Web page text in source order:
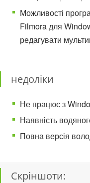
Можливості
Filmora для
редагувати
недоліки
Не працює з
Наявність
Повна версія
Скріншоти: